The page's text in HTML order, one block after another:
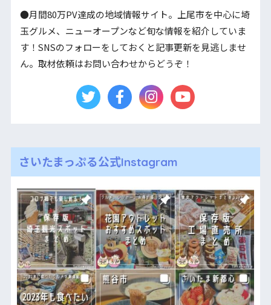
●月間80万PV達成の地域情報サイト。上尾市を中心に埼
玉グルメ、ニューオープンなど旬な情報を紹介していま
す！SNSのフォローをしておくと記事更新を見逃しませ
ん。取材依頼はお問い合わせからどうぞ！
さいたまっぷる公式Instagram